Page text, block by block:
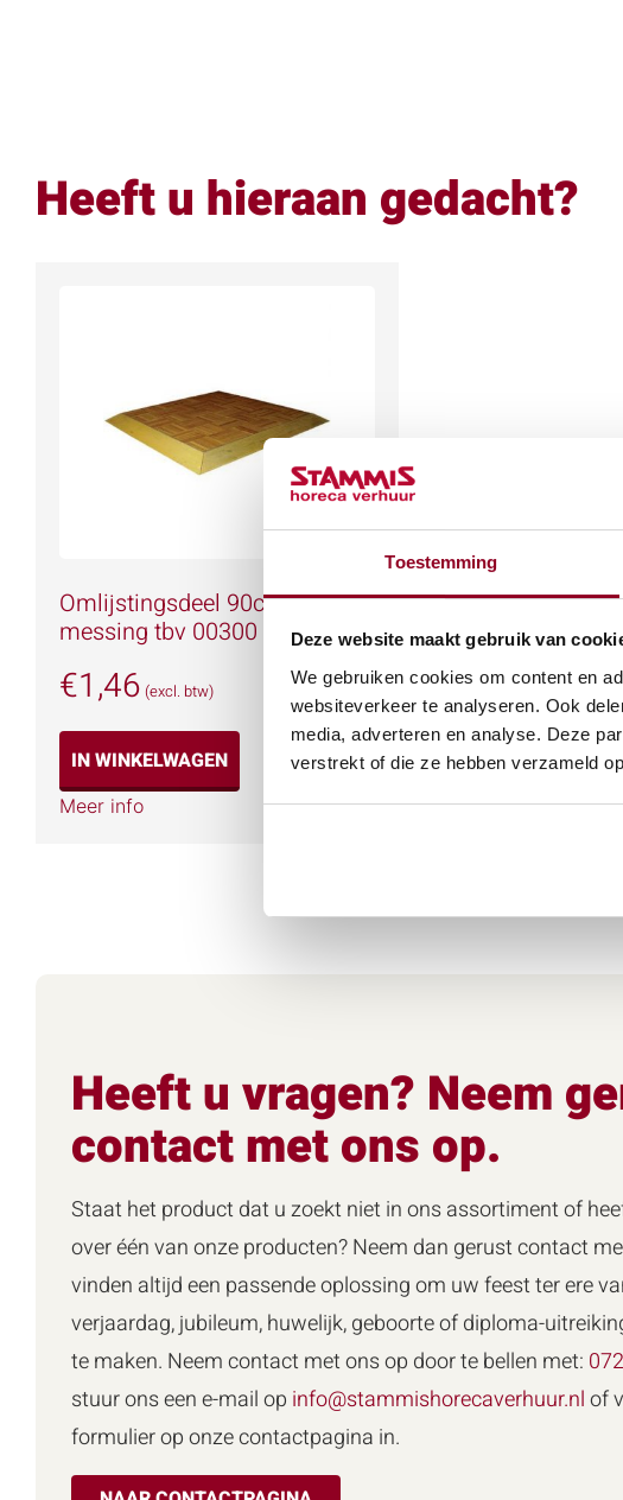
Toestemming
Deze website maakt gebruik van
We gebruiken cookies om content en
websiteverkeer te analyseren. Ook
media, adverteren en analyse. Deze
verstrekt of die ze hebben verzameld
Heeft u hieraan gedacht?
Omlijstingsdeel 90cm
messing tbv 00300
€1,46 (excl. btw)
IN WINKELWAGEN
Meer info
Heeft u vragen? Neem
contact met ons op.
Staat het product dat u zoekt niet in ons assortiment of
over één van onze producten? Neem dan gerust contact
vinden altijd een passende oplossing om uw feest ter ere
verjaardag, jubileum, huwelijk, geboorte of diploma-
te maken. Neem contact met ons op door te bellen met:
stuur ons een e-mail op info@stammishorecaverhuur.nlof
formulier op onze contactpagina in.